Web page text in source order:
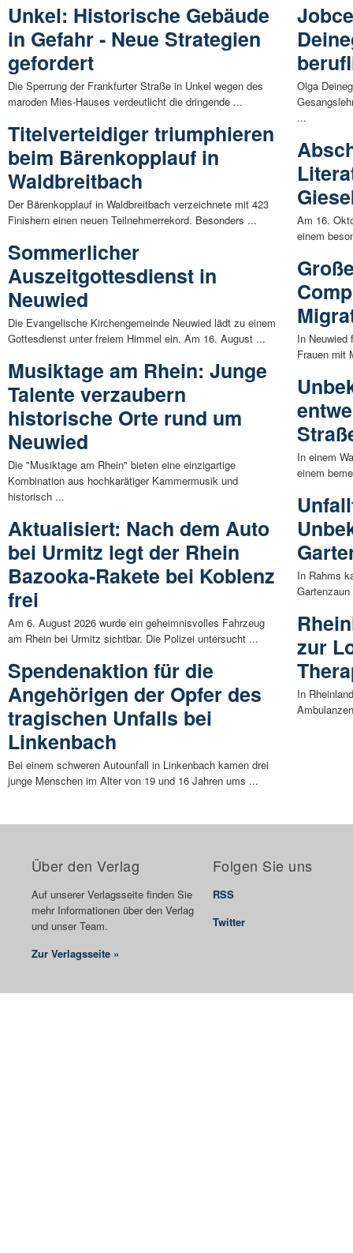
Unkel: Historische Gebäude
in Gefahr - Neue Strategien
gefordert
Die Sperrung der Frankfurter Straße in Unkel wegen des
maroden Mies-Hauses verdeutlicht die dringende ...
Titelverteidiger triumphieren
beim Bärenkopplauf in
Waldbreitbach
Der Bärenkopplauf in Waldbreitbach verzeichnete mit 423
Finishern einen neuen Teilnehmerrekord. Besonders ...
Sommerlicher
Auszeitgottesdienst in
Neuwied
Die Evangelische Kirchengemeinde Neuwied lädt zu einem
Gottesdienst unter freiem Himmel ein. Am 16. August ...
Musiktage am Rhein: Junge
Talente verzaubern
historische Orte rund um
Neuwied
Die "Musiktage am Rhein" bieten eine einzigartige
Kombination aus hochkarätiger Kammermusik und
historisch ...
Aktualisiert: Nach dem Auto
bei Urmitz legt der Rhein
Bazooka-Rakete bei Koblenz
frei
Am 6. August 2026 wurde ein geheimnisvolles Fahrzeug
am Rhein bei Urmitz sichtbar. Die Polizei untersucht ...
Spendenaktion für die
Angehörigen der Opfer des
tragischen Unfalls bei
Linkenbach
Bei einem schweren Autounfall in Linkenbach kamen drei
junge Menschen im Alter von 19 und 16 Jahren ums ...
Olga
...
Am 16.
einem
In Neuwied
Frauen mit
In einem
einem
In Rahms
zur
In
Über den Verlag
Auf unserer Verlagsseite finden Sie
mehr Informationen über den Verlag
und unser Team.
Zur Verlagsseite »
Folgen Sie uns
RSS
Twitter